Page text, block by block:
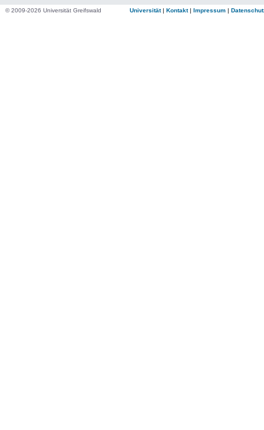
© 2009-2026 Universität Greifswald Universität| Kontakt| Impressum |